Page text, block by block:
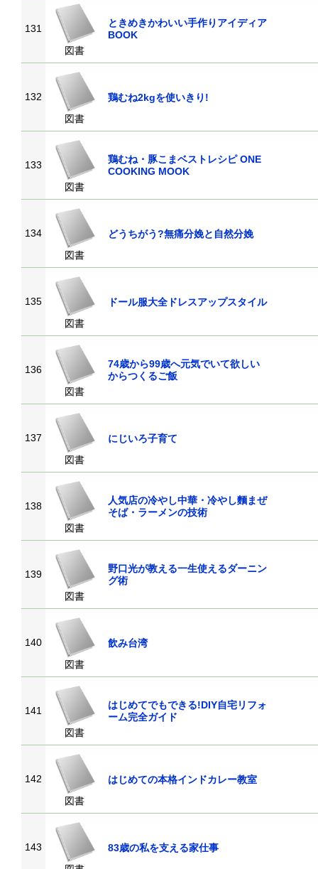
131
図書
ときめきかわいい手作りアイディア
BOOK
132
図書
鶏むね2kgを使いきり!
133
図書
鶏むね・豚こまベストレシピ ONE
COOKING MOOK
134
図書
どうちがう?無痛分娩と自然分娩
135
図書
ドール服大全ドレスアップスタイル
136
図書
74歳から99歳へ元気でいて欲しい
からつくるご飯
137
図書
にじいろ子育て
138
図書
人気店の冷やし中華・冷やし麵まぜ
そば・ラーメンの技術
139
図書
野口光が教える一生使えるダーニン
グ術
140
図書
飲み台湾
141
図書
はじめてでもできる!DIY自宅リフォ
ーム完全ガイド
142
図書
はじめての本格インドカレー教室
143
83歳の私を支える家仕事